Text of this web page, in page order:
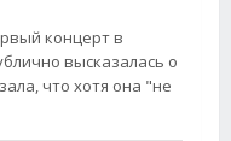
концерт в
высказалась о
что хотя она "не